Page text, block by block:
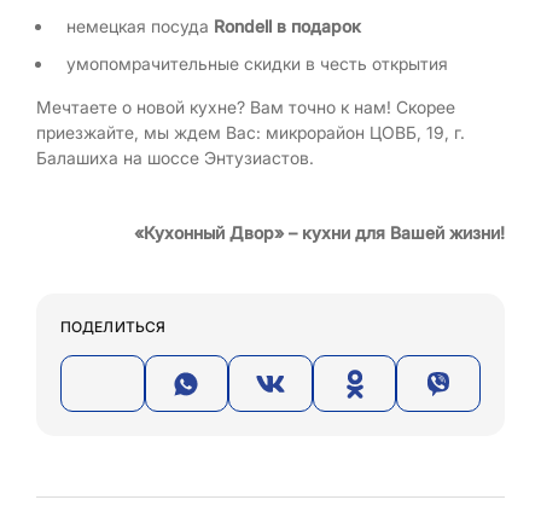
немецкая посуда Rondell в подарок
умопомрачительные скидки в честь открытия
Мечтаете о новой кухне? Вам точно к нам! Скорее
приезжайте, мы ждем Вас: микрорайон ЦОВБ, 19, г.
Балашиха на шоссе Энтузиастов.
«Кухонный Двор» – кухни для Вашей жизни!
ПОДЕЛИТЬСЯ